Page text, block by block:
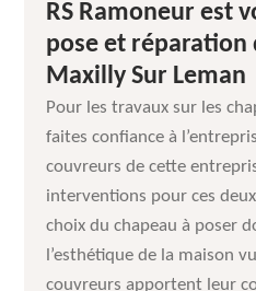
RS Ramoneur est
pose et réparation
Maxilly Sur Leman
Pour les travaux sur les
faites confiance à
couvreurs de cette
interventions pour ces
choix du chapeau à poser
l’esthétique de la maison
couvreurs apportent leur